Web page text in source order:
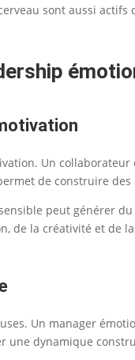
sont aussi
Un
de construire
peut générer
de la créativité et de
Un manager
une dynamique